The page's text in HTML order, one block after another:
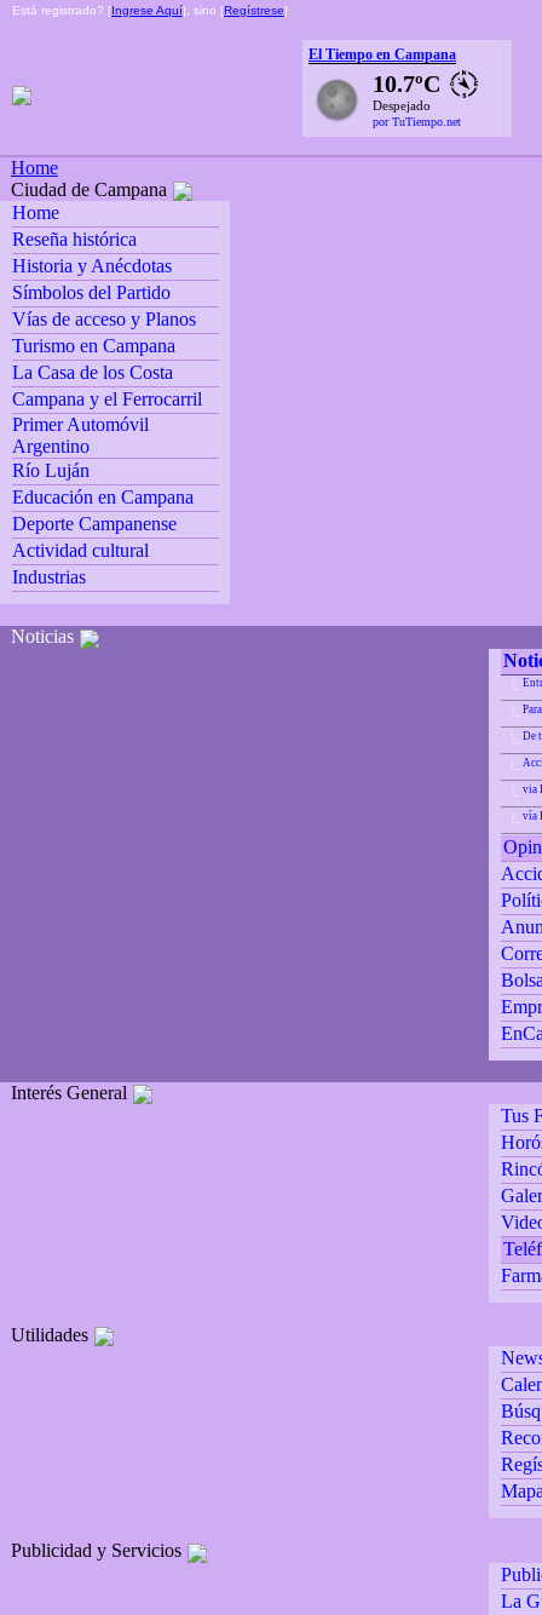
Está registrado? [Ingrese Aquí], sino [Regístrese]
El Tiempo en Campana
10.7ºC
Despejado
por TuTiempo.net
Home
Ciudad de Campana
Home
Reseña histórica
Historia y Anécdotas
Símbolos del Partido
Vías de acceso y Planos
Turismo en Campana
La Casa de los Costa
Campana y el Ferrocarril
Primer Automóvil
Argentino
Río Luján
Educación en Campana
Deporte Campanense
Actividad cultural
Industrias
Noticias
De
via
vía
Interés General
Tus
Utilidades
Publicidad y Servicios
La